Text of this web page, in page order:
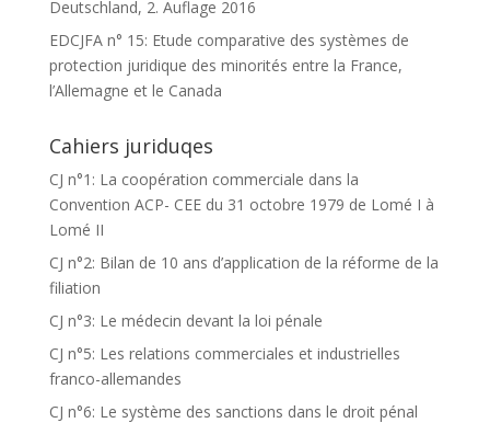
Deutschland, 2. Auflage 2016
EDCJFA n° 15: Etude comparative des systèmes de
protection juridique des minorités entre la France,
l’Allemagne et le Canada
Cahiers juriduqes
CJ n°1: La coopération commerciale dans la
Convention ACP- CEE du 31 octobre 1979 de Lomé I à
Lomé II
CJ n°2: Bilan de 10 ans d’application de la réforme de la
filiation
CJ n°3: Le médecin devant la loi pénale
CJ n°5: Les relations commerciales et industrielles
franco-allemandes
CJ n°6: Le système des sanctions dans le droit pénal